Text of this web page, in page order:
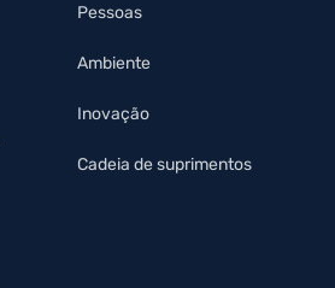
Pessoas
Ambiente
Inovação
Cadeia de suprimentos